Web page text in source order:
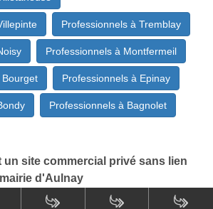
Professionnels à Tremblay
Professionnels à Montfermeil
Professionnels à Epinay
Professionnels à Bagnolet
un site commercial privé sans lien
d'Aulnay